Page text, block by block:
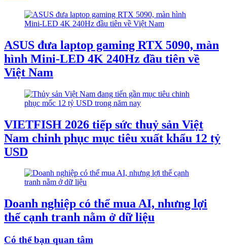
ASUS đưa laptop gaming RTX 5090, màn
hình Mini-LED 4K 240Hz đầu tiên về
Việt Nam
VIETFISH 2026 tiếp sức thuỷ sản Việt
Nam chinh phục mục tiêu xuất khẩu 12 tỷ
USD
Doanh nghiệp có thể mua AI, nhưng lợi
thế cạnh tranh nằm ở dữ liệu
Có thể bạn quan tâm